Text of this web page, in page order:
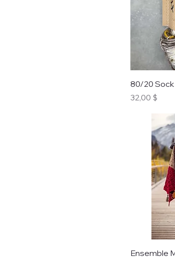
80/20 Sock
Prix
32,00 $
Ensemble